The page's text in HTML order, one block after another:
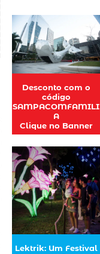
Desconto com o
código
SAMPACOMFAMILI
A
Clique no Banner
Lektrik: Um Festival